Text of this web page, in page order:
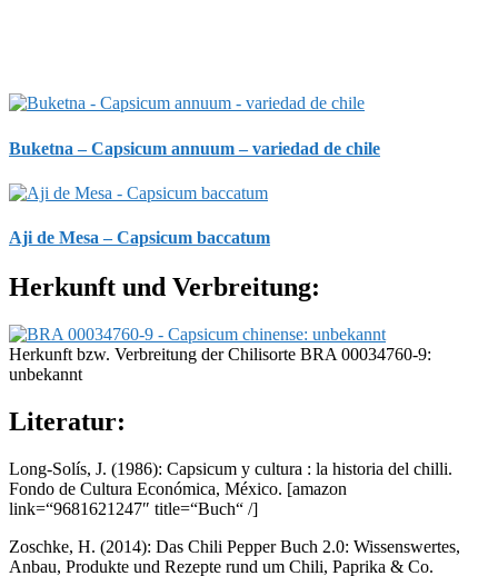
Buketna – Capsicum annuum – variedad de chile
Aji de Mesa – Capsicum baccatum
Herkunft und Verbreitung:
Herkunft bzw. Verbreitung der Chilisorte BRA 00034760-9:
unbekannt
Literatur:
Long-Solís, J. (1986): Capsicum y cultura : la historia del chilli.
Fondo de Cultura Económica, México. [amazon
link=“9681621247″ title=“Buch“ /]
Zoschke, H. (2014): Das Chili Pepper Buch 2.0: Wissenswertes,
Anbau, Produkte und Rezepte rund um Chili, Paprika & Co.